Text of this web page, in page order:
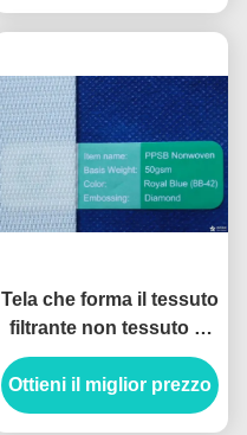
Tela che forma il tessuto
filtrante non tessuto di
Mesh Screen Fabric
Polyester For
Ottieni il miglior prezzo